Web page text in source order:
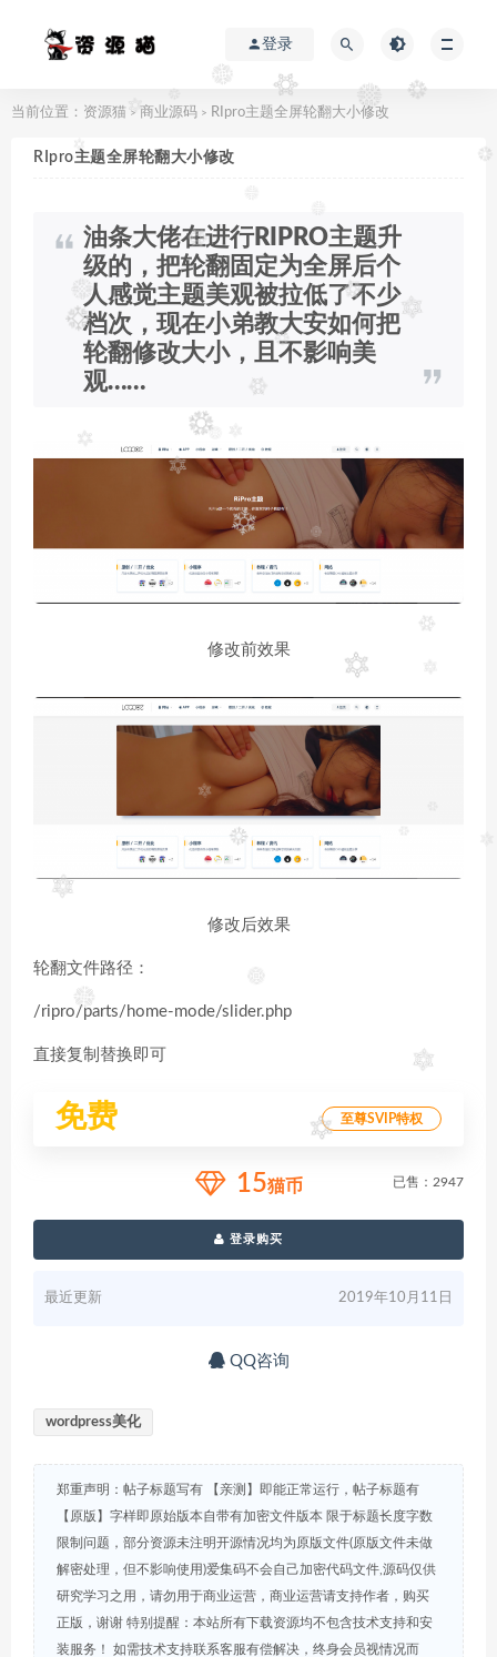
登录
当前位置： 资源猫 > 商业源码 > RIpro主题全屏轮翻大小修改
RIpro主题全屏轮翻大小修改
油条大佬在进行RIPRO主题升
级的，把轮翻固定为全屏后个
人感觉主题美观被拉低了不少
档次，现在小弟教大安如何把
轮翻修改大小，且不影响美
观……
修改前效果
修改后效果
轮翻文件路径：
/ripro/parts/home-mode/slider.php
直接复制替换即可
免费 至尊SVIP特权
15猫币 已售：2947
登录购买
最近更新 2019年10月11日
QQ咨询
wordpress美化
郑重声明：帖子标题写有 【亲测】即能正常运行，帖子标题有
【原版】字样即原始版本自带有加密文件版本 限于标题长度字数
限制问题，部分资源未注明开源情况均为原版文件(原版文件未做
解密处理，但不影响使用)爱集码不会自己加密代码文件,源码仅供
研究学习之用，请勿用于商业运营，商业运营请支持作者，购买
正版，谢谢 特别提醒：本站所有下载资源均不包含技术支持和安
装服务！ 如需技术支持联系客服有偿解决，终身会员视情况而